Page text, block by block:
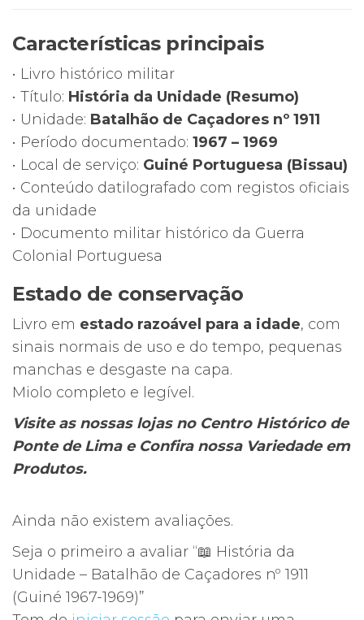
Características principais
• Livro histórico militar
• Título: História da Unidade (Resumo)
• Unidade: Batalhão de Caçadores nº 1911
• Período documentado: 1967 – 1969
• Local de serviço: Guiné Portuguesa (Bissau)
• Conteúdo datilografado com registos oficiais
da unidade
• Documento militar histórico da Guerra
Colonial Portuguesa
Estado de conservação
Livro em estado razoável para a idade, com
sinais normais de uso e do tempo, pequenas
manchas e desgaste na capa.
Miolo completo e legível.
Visite as nossas lojas no Centro Histórico de
Ponte de Lima e Confira nossa Variedade em
Produtos.
Ainda não existem avaliações.
Seja o primeiro a avaliar “📖 História da
Unidade – Batalhão de Caçadores nº 1911
(Guiné 1967-1969)”